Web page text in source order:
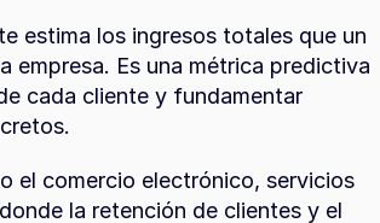
estima los ingresos totales que un
empresa. Es una métrica predictiva
cada cliente y fundamentar
el comercio electrónico, servicios
la retención de clientes y el